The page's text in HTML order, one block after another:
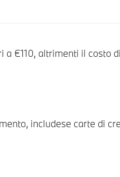
€110, altrimenti il costo
includese carte di